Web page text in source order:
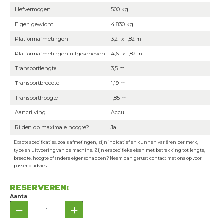
Hefvermogen 500 kg
Eigen gewicht 4.830 kg
Platformafmetingen 3,21 x 1,82 m
Platformafmetingen uitgeschoven 4,61 x 1,82 m
Transportlengte 3,5 m
Transportbreedte 1,19 m
Transporthoogte 1,85 m
Aandrijving Accu
Rijden op maximale hoogte? Ja
Exacte specificaties, zoals afmetingen, zijn indicatief en kunnen variëren per merk,
type en uitvoering van de machine. Zijn er specifieke eisen met betrekking tot lengte,
breedte, hoogte of andere eigenschappen? Neem dan gerust contact met ons op voor
passend advies.
RESERVEREN:
Aantal